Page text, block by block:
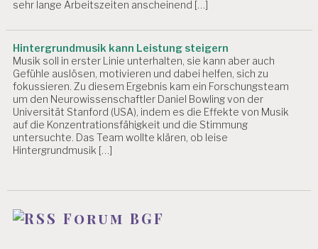
sehr lange Arbeitszeiten anscheinend […]
Hintergrundmusik kann Leistung steigern
Musik soll in erster Linie unterhalten, sie kann aber auch
Gefühle auslösen, motivieren und dabei helfen, sich zu
fokussieren. Zu diesem Ergebnis kam ein Forschungsteam
um den Neurowissenschaftler Daniel Bowling von der
Universität Stanford (USA), indem es die Effekte von Musik
auf die Konzentrationsfähigkeit und die Stimmung
untersuchte. Das Team wollte klären, ob leise
Hintergrundmusik […]
Forum BGF